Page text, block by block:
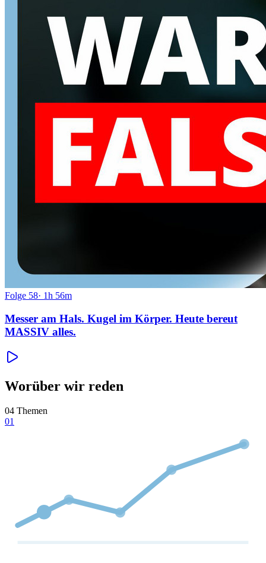
Folge 58· 1h 56m
Messer am Hals. Kugel im Körper. Heute bereut
MASSIV alles.
Worüber wir reden
04 Themen
01